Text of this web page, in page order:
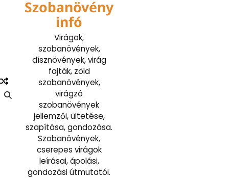
Szobanövény
infó
Virágok,
szobanövények,
dísznövények, virág
fajták, zöld
szobanövények,
virágzó
szobanövények
jellemzői, ültetése,
szapítása, gondozása.
Szobanövények,
cserepes virágok
leírásai, ápolási,
gondozási útmutatói.